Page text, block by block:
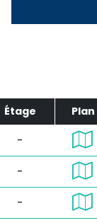
Étage Plan
-
-
-